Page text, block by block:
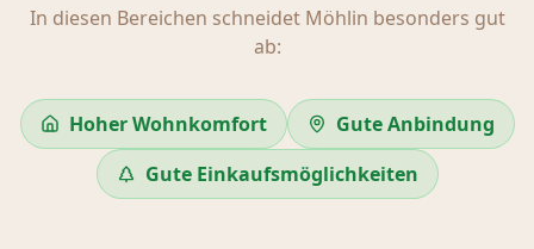
In diesen Bereichen schneidet Möhlin besonders gut
ab:
Hoher Wohnkomfort
Gute Anbindung
Gute Einkaufsmöglichkeiten